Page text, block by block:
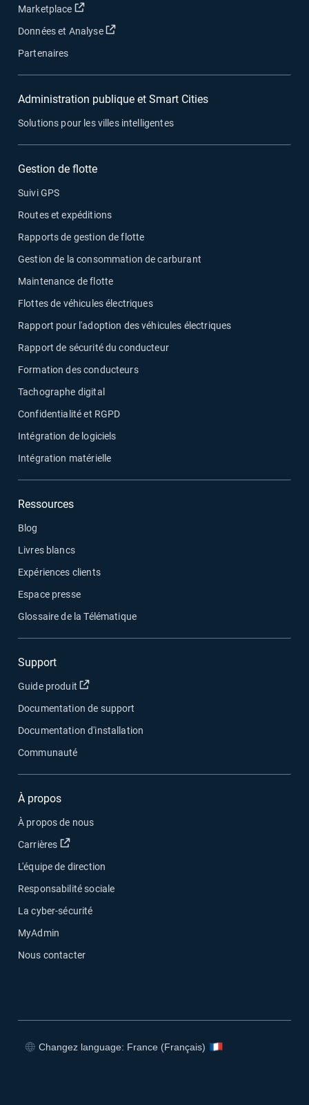
Marketplace
Ouvrir dans une nouvelle fenêtre
Données et Analyse Ouvrir dans une nouvelle fenêtre
Partenaires
Administration publique et Smart Cities
Solutions pour les villes intelligentes
Gestion de flotte
Suivi GPS
Routes et expéditions
Rapports de gestion de flotte
Gestion de la consommation de carburant
Maintenance de flotte
Flottes de véhicules électriques
Rapport pour l'adoption des véhicules électriques
Rapport de sécurité du conducteur
Formation des conducteurs
Tachographe digital
Confidentialité et RGPD
Intégration de logiciels
Intégration matérielle
Ressources
Blog
Livres blancs
Expériences clients
Espace presse
Glossaire de la Télématique
Support
Guide produit Ouvrir dans une nouvelle fenêtre
Documentation de support
Documentation d'installation
Communauté
À propos
À propos de nous
Carrières
Ouvrir dans une nouvelle fenêtre
L'équipe de direction
Responsabilité sociale
La cyber-sécurité
MyAdmin
Nous contacter
Changez language: France (Français)